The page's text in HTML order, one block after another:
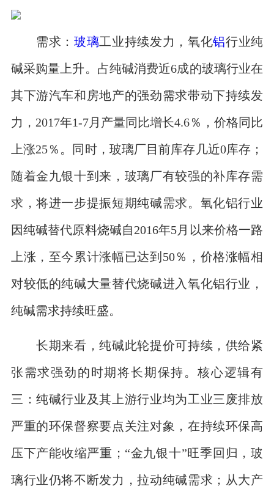
需求：玻璃工业持续发力，氧化铝行业纯
碱采购量上升。占纯碱消费近6成的玻璃行业在
其下游汽车和房地产的强劲需求带动下持续发
力，2017年1-7月产量同比增长4.6％，价格同比
上涨25％。同时，玻璃厂目前库存几近0库存；
随着金九银十到来，玻璃厂有较强的补库存需
求，将进一步提振短期纯碱需求。氧化铝行业
因纯碱替代原料烧碱自2016年5月以来价格一路
上涨，至今累计涨幅已达到50％，价格涨幅相
对较低的纯碱大量替代烧碱进入氧化铝行业，
纯碱需求持续旺盛。
长期来看，纯碱此轮提价可持续，供给紧
张需求强劲的时期将长期保持。核心逻辑有
三：纯碱行业及其上游行业均为工业三废排放
严重的环保督察要点关注对象，在持续环保高
压下产能收缩严重；“金九银十”旺季回归，玻
璃行业仍将不断发力，拉动纯碱需求；从大产